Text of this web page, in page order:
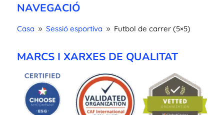
NAVEGACIÓ
Casa 9 Sessió esportiva 9 Futbol de carrer (5×5)
MARCS I XARXES DE QUALITAT